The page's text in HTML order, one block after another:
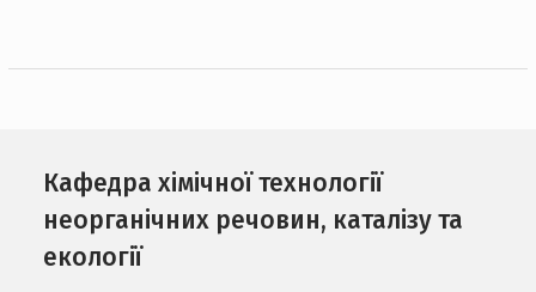
Кафедра хімічної технології
неорганічних речовин, каталізу та
екології